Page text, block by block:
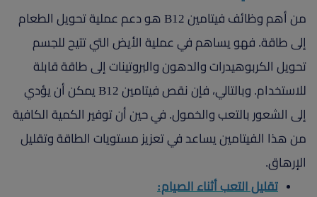
من أهم وظائف فيتامين B12 هو دعم عملية تحويل الطعام
إلى طاقة. فهو يساهم في عملية الأيض التي تتيح للجسم
تحويل الكربوهيدرات والدهون والبروتينات إلى طاقة قابلة
للاستخدام. وبالتالي، فإن نقص فيتامين B12 يمكن أن يؤدي
إلى الشعور بالتعب والخمول. في حين أن توفير الكمية الكافية
من هذا الفيتامين يساعد في تعزيز مستويات الطاقة وتقليل
الإرهاق.
تقليل التعب أثناء الصيام: